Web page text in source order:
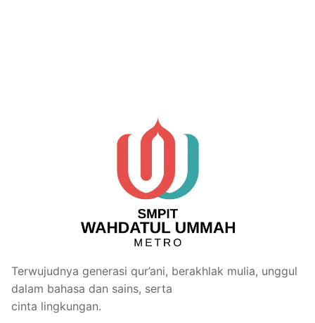
Terwujudnya generasi qur’ani, berakhlak mulia, unggul
dalam bahasa dan sains, serta
cinta lingkungan.